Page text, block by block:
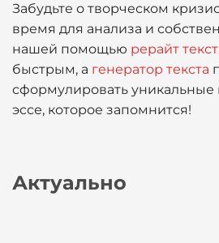
Забудьте о творческом
время для анализа и
нашей помощью рерайт
быстрым, а генератор текста
сформулировать уникальные
эссе, которое запомнится!
Актуально